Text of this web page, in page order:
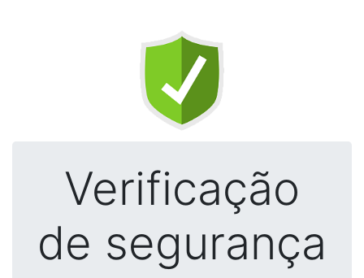
Verificação
de segurança